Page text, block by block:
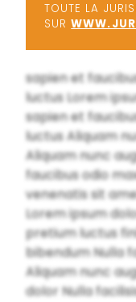
TOUTE LA
SUR
sapien et
luctus Lorem
sapien et
luctus Aliquam
Aliquam nunc
faucibus odio
venenatis sit
Lorem ipsum
pretium luctus
bibendum Nulla
Aliquam nunc
dolor Nulla